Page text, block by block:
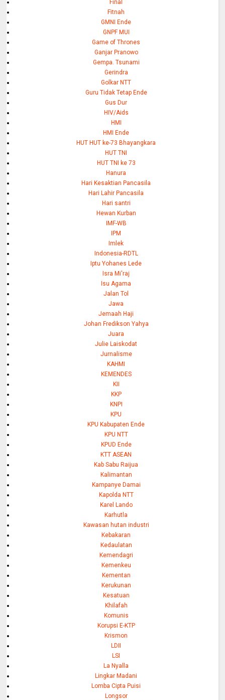
Final
Fitnah
GMNI Ende
GNPF MUI
Game of Thrones
Ganjar Pranowo
Gempa. Tsunami
Gerindra
Golkar NTT
Guru Tidak Tetap Ende
Gus Dur
HIV/Aids
HMI
HMI Ende
HUT HUT ke-73 Bhayangkara
HUT TNI
HUT TNI ke 73
Hanura
Hari Kesaktian Pancasila
Hari Lahir Pancasila
Hari santri
Hewan Kurban
IMF-WB
IPM
Imlek
Indonesia-RDTL
Iptu Yohanes Lede
Isra Mi'raj
Isu Agama
Jalan Tol
Jawa
Jemaah Haji
Johan Fredikson Yahya
Juara
Julie Laiskodat
Jurnalisme
KAHMI
KEMENDES
KII
KKP
KNPI
KPU
KPU Kabupaten Ende
KPU NTT
KPUD Ende
KTT ASEAN
Kab Sabu Raijua
Kalimantan
Kampanye Damai
Kapolda NTT
Karel Lando
Karhutla
Kawasan hutan industri
Kebakaran
Kedaulatan
Kemendagri
Kemenkeu
Kementan
Kerukunan
Kesatuan
Khilafah
Komunis
Korupsi E-KTP
Krismon
LDII
LSI
La Nyalla
Lingkar Madani
Lomba Cipta Puisi
Longsor